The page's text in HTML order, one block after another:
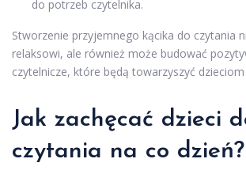
do potrzeb czytelnika.
Stworzenie przyjemnego kącika do czytania
relaksowi, ale również może budować
czytelnicze, które będą towarzyszyć dzieciom
Jak zachęcać dzieci
czytania na co dzień?